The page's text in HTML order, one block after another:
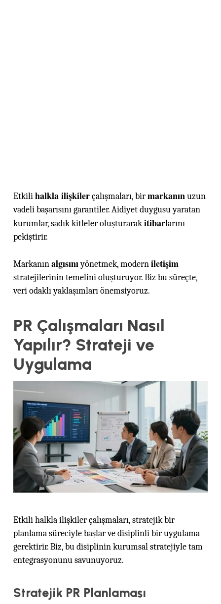
Etkilihalkla ilişkilerçalışmaları, birmarkanınuzun
vadeli başarısını garantiler. Aidiyet duygusu yaratan
kurumlar, sadık kitleler oluşturarakitibarlarını
pekiştirir.
Markanınalgısınıyönetmek, moderniletişim
stratejilerinin temelini oluşturuyor. Biz bu süreçte,
veri odaklı yaklaşımları önemsiyoruz.
PR Çalışmaları Nasıl
Yapılır? Strateji ve
Uygulama
Etkili halkla ilişkiler çalışmaları, stratejik bir
planlama süreciyle başlar ve disiplinli bir uygulama
gerektirir. Biz, bu disiplinin kurumsal stratejiyle tam
entegrasyonunu savunuyoruz.
Stratejik PR Planlaması